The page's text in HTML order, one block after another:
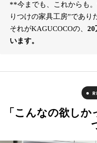
**今までも、これからも
りつけの家具工房”であり
それがKAGUCOCOの、 20
います。
「こんなの欲し